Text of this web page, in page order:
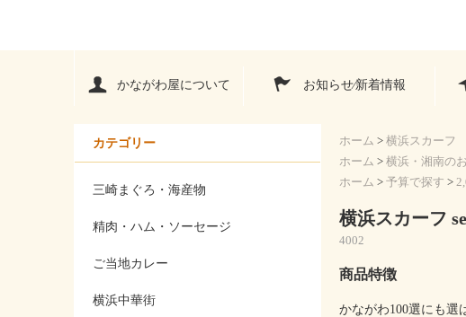
かながわ屋について お知らせ⁄新着情報
ホーム > 横浜スカーフ
ホーム > 横浜・湘南の
ホーム > 予算で探す >
横浜スカーフ
4002
商品特徴
かながわ100選にも選
カテゴリー
三崎まぐろ・海産物
精肉・ハム・ソーセージ
ご当地カレー
横浜中華街